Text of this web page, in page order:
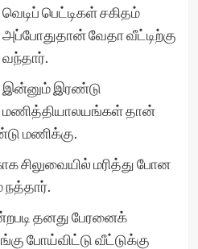
வெடிப் பெட்டிகள் சகிதம்
அப்போதுதான் வேதா வீட்டிற்கு
வந்தார்.
இன்னும் இரண்டு
மணித்தியாலயங்கள் தான்
மணிக்கு.
சிலுவையில் மரித்து போன
நத்தார்.
தனது பேரனைக்
போய்விட்டு வீட்டுக்கு